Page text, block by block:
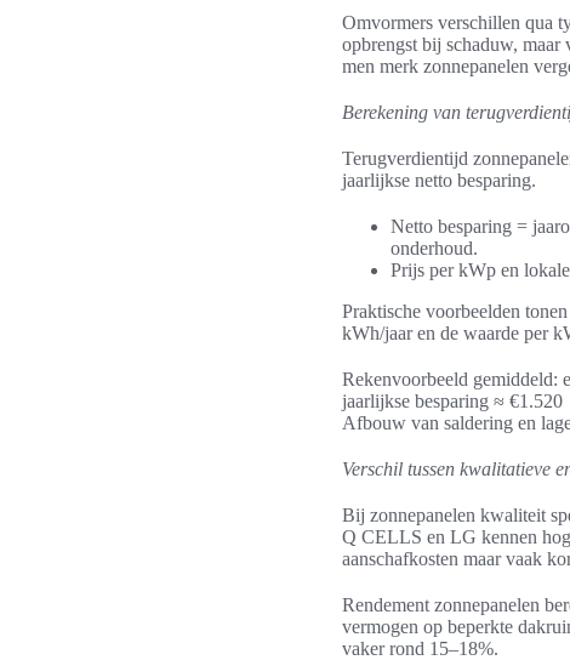
Omvormers verschillen qua
opbrengst bij schaduw, maar
men merk zonnepanelen
Berekening van
Terugverdientijd
jaarlijkse netto besparing.
Netto besparing =
onderhoud.
Prijs per kWp en
Praktische voorbeelden
kWh/jaar en de waarde per
Rekenvoorbeeld gemiddeld:
jaarlijkse besparing ≈
Afbouw van saldering en
Verschil tussen kwalitatieve
Bij zonnepanelen kwaliteit
Q CELLS en LG kennen
aanschafkosten maar vaak
Rendement zonnepanelen
vermogen op beperkte
vaker rond 15–18%.